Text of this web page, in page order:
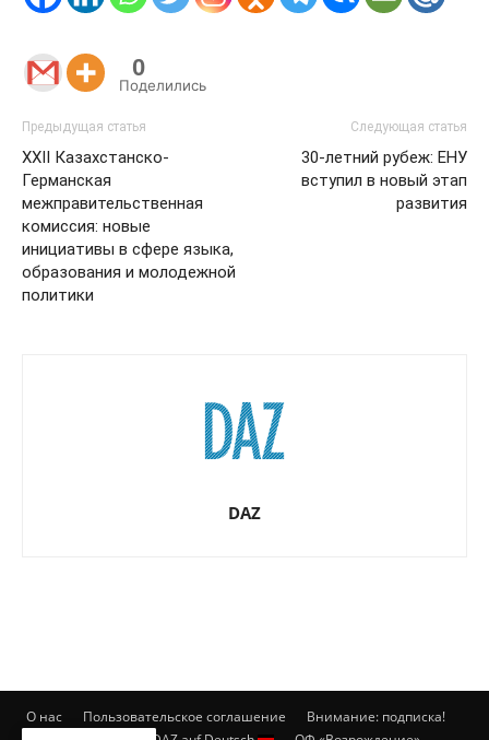
0
Поделились
Предыдущая статья
XXII Казахстанско-
Германская
межправительственная
комиссия: новые
инициативы в сфере языка,
образования и молодежной
политики
Следующая статья
30-летний рубеж: ЕНУ
вступил в новый этап
развития
DAZ
О нас Пользовательское соглашение
Внимание: подписка!